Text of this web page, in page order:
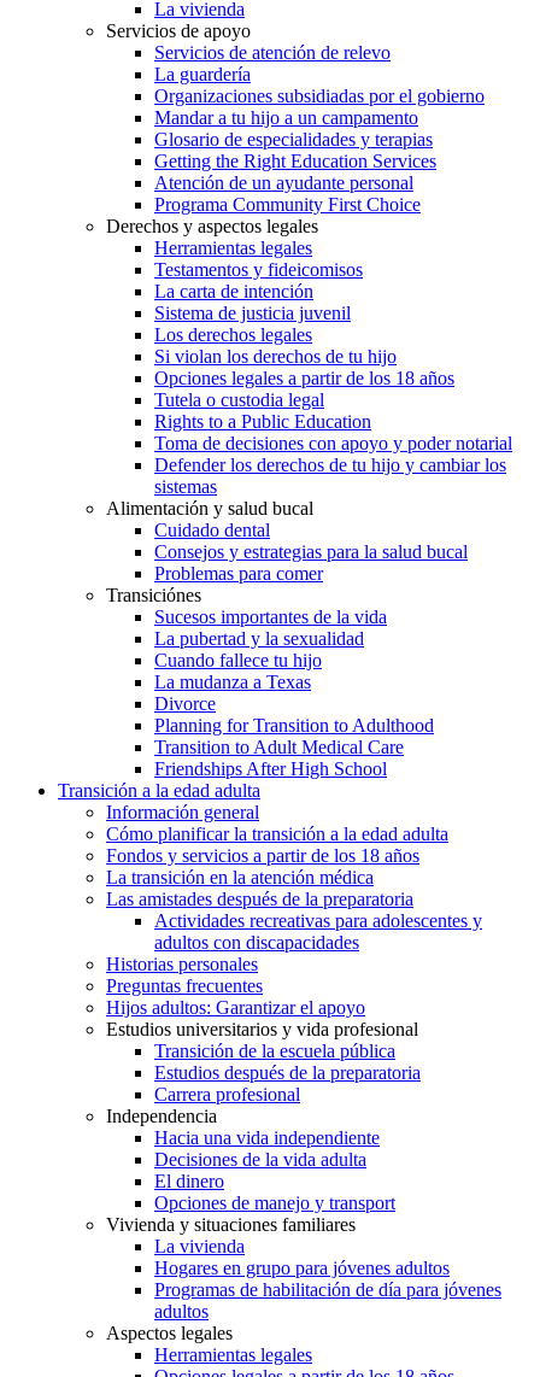
La vivienda
Servicios de apoyo
Servicios de atención de relevo
La guardería
Organizaciones subsidiadas por el gobierno
Mandar a tu hijo a un campamento
Glosario de especialidades y terapias
Getting the Right Education Services
Atención de un ayudante personal
Programa Community First Choice
Derechos y aspectos legales
Herramientas legales
Testamentos y fideicomisos
La carta de intención
Sistema de justicia juvenil
Los derechos legales
Si violan los derechos de tu hijo
Opciones legales a partir de los 18 años
Tutela o custodia legal
Rights to a Public Education
Toma de decisiones con apoyo y poder notarial
Defender los derechos de tu hijo y cambiar los
sistemas
Alimentación y salud bucal
Cuidado dental
Consejos y estrategias para la salud bucal
Problemas para comer
Transiciónes
Sucesos importantes de la vida
La pubertad y la sexualidad
Cuando fallece tu hijo
La mudanza a Texas
Divorce
Planning for Transition to Adulthood
Transition to Adult Medical Care
Friendships After High School
Transición a la edad adulta
Información general
Cómo planificar la transición a la edad adulta
Fondos y servicios a partir de los 18 años
La transición en la atención médica
Las amistades después de la preparatoria
Actividades recreativas para adolescentes y
adultos con discapacidades
Historias personales
Preguntas frecuentes
Hijos adultos: Garantizar el apoyo
Estudios universitarios y vida profesional
Transición de la escuela pública
Estudios después de la preparatoria
Carrera profesional
Independencia
Hacia una vida independiente
Decisiones de la vida adulta
El dinero
Opciones de manejo y transport
Vivienda y situaciones familiares
La vivienda
Hogares en grupo para jóvenes adultos
Programas de habilitación de día para jóvenes
adultos
Aspectos legales
Herramientas legales